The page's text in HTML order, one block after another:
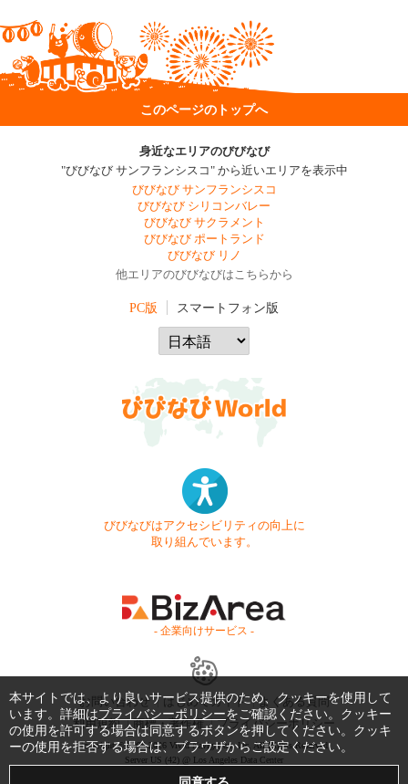
このページのトップへ
身近なエリアのびびなび
"びびなび サンフランシスコ" から近いエリアを表示中
びびなび サンフランシスコ
びびなび シリコンバレー
びびなび サクラメント
びびなび ポートランド
びびなび リノ
他エリアのびびなびはこちらから
PC版 スマートフォン版
びびなびはアクセシビリティの向上に
取り組んでいます。
- 企業向けサービス -
お問い合わせ はじめてガイド
よくある質問
利用規約
商標・著作権 プライバシーポリシー
Copyright © 1999-2026 Vivid Navigation, Inc. All Rights Reserved.
Server US (42) @ Los Angeles Data Center
本サイトでは、より良いサービス提供のため、クッキーを使用して
います。詳細はプライバシーポリシーをご確認ください。クッキー
の使用を許可する場合は同意するボタンを押してください。クッキ
ーの使用を拒否する場合は、ブラウザからご設定ください。